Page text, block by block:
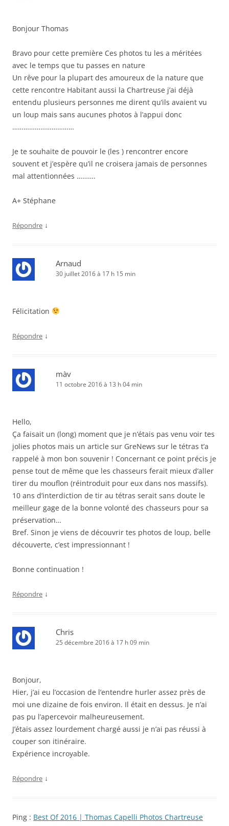
Bonjour Thomas
Bravo pour cette première Ces photos tu les a méritées
avec le temps que tu passes en nature
Un rêve pour la plupart des amoureux de la nature que
cette rencontre Habitant aussi la Chartreuse j’ai déjà
entendu plusieurs personnes me dirent qu’ils avaient vu
un loup mais sans aucunes photos à l’appui donc
……………………………
Je te souhaite de pouvoir le (les ) rencontrer encore
souvent et j’espère qu’il ne croisera jamais de personnes
mal attentionnées ……….
A+ Stéphane
Répondre ↓
Arnaud
30 juillet 2016 à 17 h 15 min
Félicitation
Répondre ↓
màv
11 octobre 2016 à 13 h 04 min
Hello,
Ça faisait un (long) moment que je n’étais pas venu voir tes
jolies photos mais un article sur GreNews sur le tétras t’a
rappelé à mon bon souvenir ! Concernant ce point précis je
pense tout de même que les chasseurs ferait mieux d’aller
tirer du mouflon (réintroduit pour eux dans nos massifs).
10 ans d’interdiction de tir au tétras serait sans doute le
meilleur gage de la bonne volonté des chasseurs pour sa
préservation…
Bref. Sinon je viens de découvrir tes photos de loup, belle
découverte, c’est impressionnant !
Bonne continuation !
Répondre ↓
Chris
25 décembre 2016 à 17 h 09 min
Bonjour,
Hier, j’ai eu l’occasion de l’entendre hurler assez près de
moi une dizaine de fois environ. Il était en dessus. Je n’ai
pas pu l’apercevoir malheureusement.
J’étais assez lourdement chargé aussi je n’ai pas réussi à
couper son itinéraire.
Expérience incroyable.
Répondre ↓
Ping : Best Of 2016 | Thomas Capelli Photos Chartreuse